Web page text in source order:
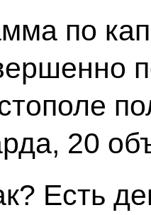
по
20
Есть